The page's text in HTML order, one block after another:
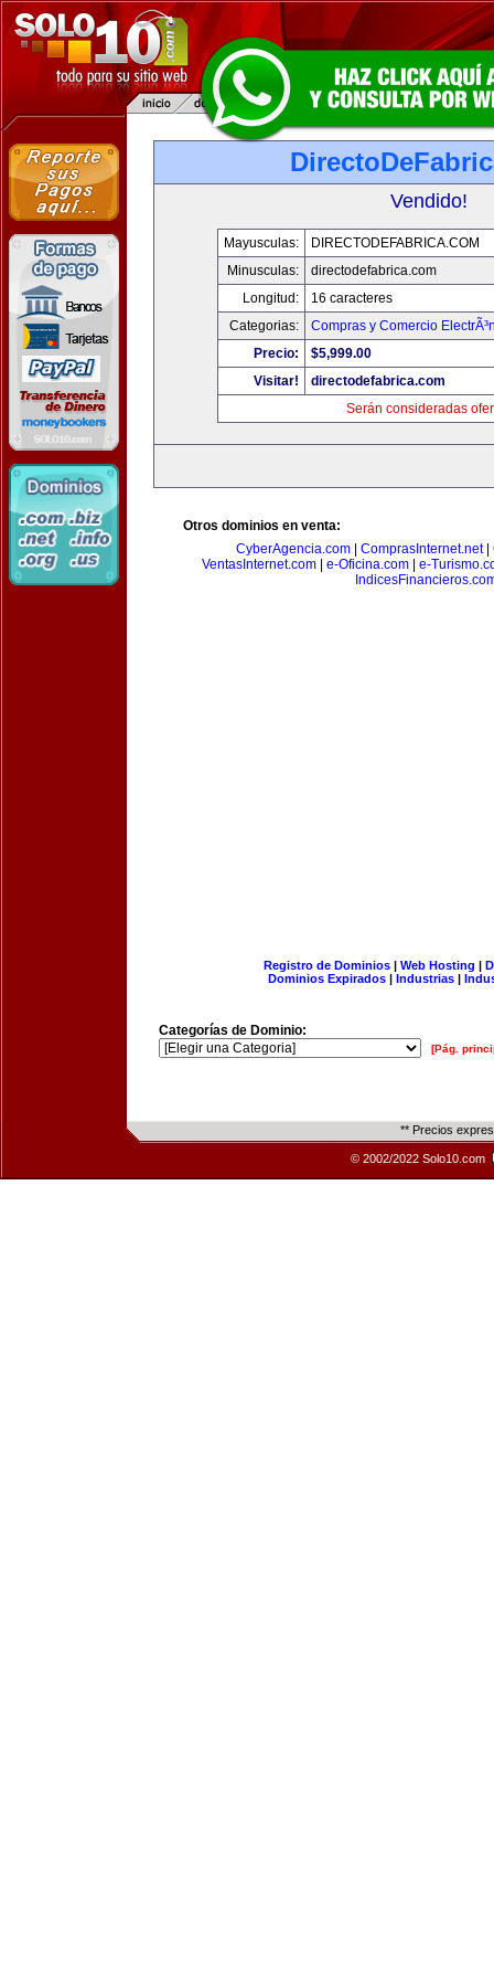
Vendido!
Mayusculas:
DIRECTODEFABRICA.COM
Minusculas:
directodefabrica.com
Longitud:
16 caracteres
Categorias:
Compras y Comercio
Precio:
$5,999.00
Visitar!
directodefabrica.com
Serán consideradas
Otros dominios en venta:
CyberAgencia.com| ComprasInternet.net|
VentasInternet.com
e-Oficina.com
e-
Registro de Dominios| Web Hosting |
Dominios Expirados | Industrias |
Categorías de Dominio:
[Pág.
** Precios
© 2002/2022 Solo10.com